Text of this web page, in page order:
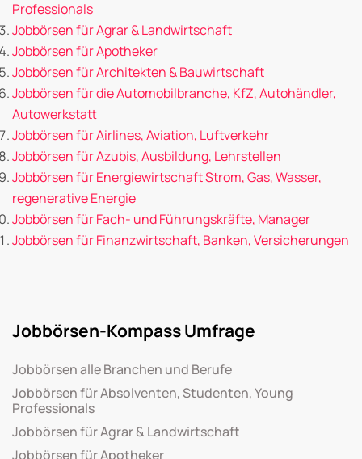
Professionals
Jobbörsen für Agrar & Landwirtschaft
Jobbörsen für Apotheker
Jobbörsen für Architekten & Bauwirtschaft
Jobbörsen für die Automobilbranche, KfZ, Autohändler,
Autowerkstatt
Jobbörsen für Airlines, Aviation, Luftverkehr
Jobbörsen für Azubis, Ausbildung, Lehrstellen
Jobbörsen für Energiewirtschaft Strom, Gas, Wasser,
regenerative Energie
Jobbörsen für Fach- und Führungskräfte, Manager
Jobbörsen für Finanzwirtschaft, Banken, Versicherungen
Jobbörsen-Kompass Umfrage
Jobbörsen alle Branchen und Berufe
Jobbörsen für Absolventen, Studenten, Young
Professionals
Jobbörsen für Agrar & Landwirtschaft
Jobbörsen für Apotheker